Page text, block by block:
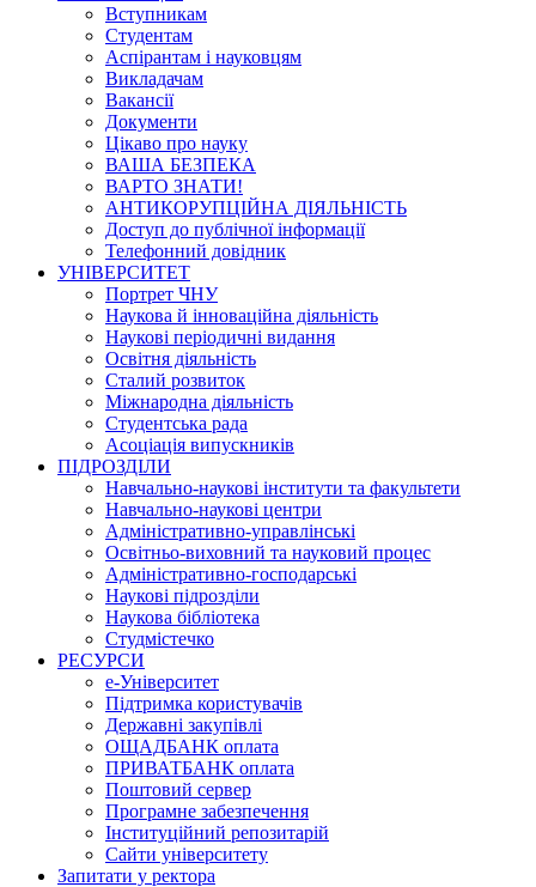
Вступникам
Студентам
Аспірантам і науковцям
Викладачам
Вакансії
Документи
Цікаво про науку
ВАША БЕЗПЕКА
ВАРТО ЗНАТИ!
АНТИКОРУПЦІЙНА ДІЯЛЬНІСТЬ
Доступ до публічної інформації
Телефонний довідник
УНІВЕРСИТЕТ
Портрет ЧНУ
Наукова й інноваційна діяльність
Наукові періодичні видання
Освітня діяльність
Сталий розвиток
Міжнародна діяльність
Студентська рада
Асоціація випускників
ПІДРОЗДІЛИ
Навчально-наукові інститути та факультети
Навчально-наукові центри
Адміністративно-управлінські
Освітньо-виховний та науковий процес
Адміністративно-господарські
Наукові підрозділи
Наукова бібліотека
Студмістечко
РЕСУРСИ
е-Університет
Підтримка користувачів
Державні закупівлі
ОЩАДБАНК оплата
ПРИВАТБАНК оплата
Поштовий сервер
Програмне забезпечення
Інституційний репозитарій
Сайти університету
Запитати у ректора